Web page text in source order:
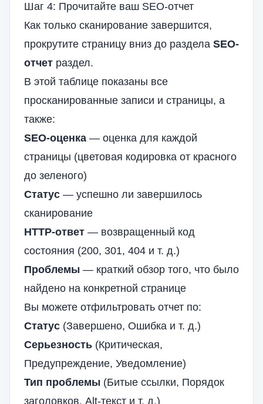
Шаг 4: Прочитайте ваш SEO-отчет
Как только сканирование завершится,
прокрутите страницу вниз до раздела SEO-
отчет раздел.
В этой таблице показаны все
просканированные записи и страницы, а
также:
SEO-оценка — оценка для каждой
страницы (цветовая кодировка от красного
до зеленого)
Статус — успешно ли завершилось
сканирование
HTTP-ответ — возвращенный код
состояния (200, 301, 404 и т. д.)
Проблемы — краткий обзор того, что было
найдено на конкретной странице
Вы можете отфильтровать отчет по:
Статус (Завершено, Ошибка и т. д.)
Серьезность (Критическая,
Предупреждение, Уведомление)
Тип проблемы (Битые ссылки, Порядок
заголовков, Alt-текст и т. д.)